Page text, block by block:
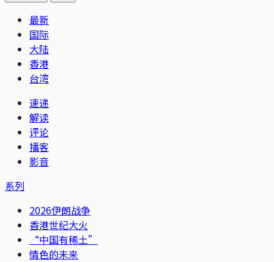
最新
国际
大陆
香港
台湾
速递
解读
评论
播客
影音
系列
2026伊朗战争
香港世纪大火
“中国有稀土”
情色的未来